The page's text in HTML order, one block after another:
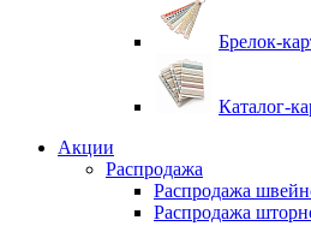
Брелок-
Каталог-
Акции
Распродажа
Распродажа
Распродажа